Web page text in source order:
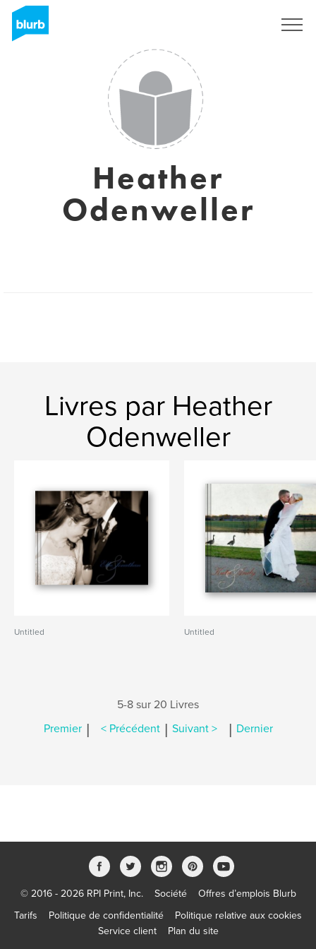
Heather
Odenweller
Livres par Heather
Odenweller
Untitled Untitled
5-8 sur 20 Livres
Premier | < Précédent | Suivant > | Dernier
© 2016 - 2026 RPI Print, Inc. Société
Offres d’emplois Blurb
Tarifs
Politique de confidentialité
Politique relative aux cookies
Service client
Plan du site